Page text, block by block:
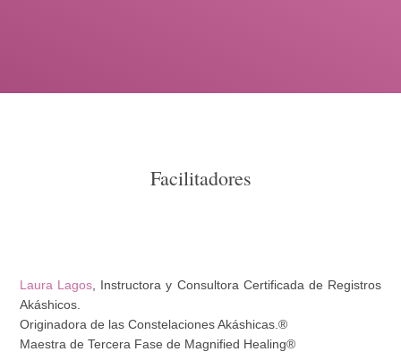
Facilitadores
Laura Lagos , Instructora y Consultora Certificada de Registros
Akáshicos.
Originadora de las Constelaciones Akáshicas.®
Maestra de Tercera Fase de Magnified Healing®